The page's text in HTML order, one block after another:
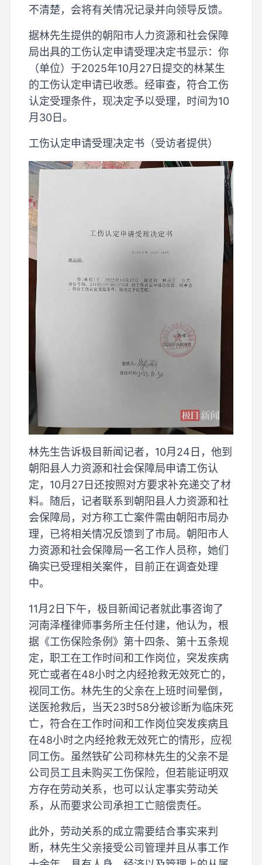
不清楚，会将有关情况记录并向领导反馈。
据林先生提供的朝阳市人力资源和社会保障
局出具的工伤认定申请受理决定书显示：你
（单位）于2025年10月27日提交的林某生
的工伤认定申请已收悉。经审查，符合工伤
认定受理条件，现决定予以受理，时间为10
月30日。
工伤认定申请受理决定书（受访者提供）
林先生告诉极目新闻记者，10月24日，他到
朝阳县人力资源和社会保障局申请工伤认
定，10月27日还按照对方要求补充递交了材
料。随后，记者联系到朝阳县人力资源和社
会保障局，对方称工亡案件需由朝阳市局办
理，已将相关情况反馈到了市局。朝阳市人
力资源和社会保障局一名工作人员称，她们
确实已受理相关案件，目前正在调查处理
中。
11月2日下午，极目新闻记者就此事咨询了
河南泽槿律师事务所主任付建，他认为，根
据《工伤保险条例》第十四条、第十五条规
定，职工在工作时间和工作岗位，突发疾病
死亡或者在48小时之内经抢救无效死亡的，
视同工伤。林先生的父亲在上班时间晕倒，
送医抢救后，当天23时58分被诊断为临床死
亡，符合在工作时间和工作岗位突发疾病且
在48小时之内经抢救无效死亡的情形，应视
同工伤。虽然铁矿公司称林先生的父亲不是
公司员工且未购买工伤保险，但若能证明双
方存在劳动关系，也可以认定事实劳动关
系，从而要求公司承担工亡赔偿责任。
此外，劳动关系的成立需要结合事实来判
断，林先生父亲接受公司管理并且从事工作